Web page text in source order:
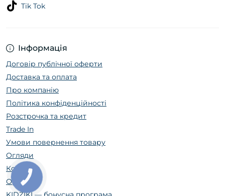
Інформація
Договір публічної оферти
Доставка та оплата
Про компанію
Політика конфіденційності
Розстрочка та кредит
Trade In
Умови повернення товару
Огляди
Контакти
Оренда
Tik Tok